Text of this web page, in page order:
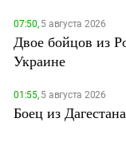
07:50,5 августа 2026
Двое бойцов из
Украине
01:55,5 августа 2026
Боец из